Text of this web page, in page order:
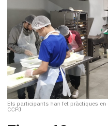
Els participants han fet pràctiques
CCPJ